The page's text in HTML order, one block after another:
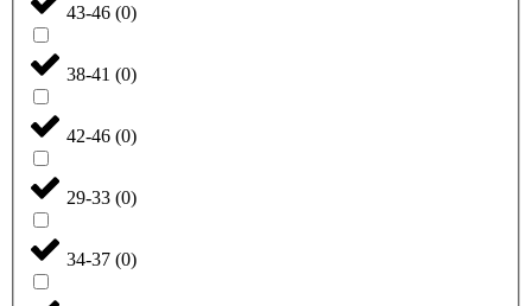
43-46 (0)
38-41 (0)
42-46 (0)
29-33 (0)
34-37 (0)